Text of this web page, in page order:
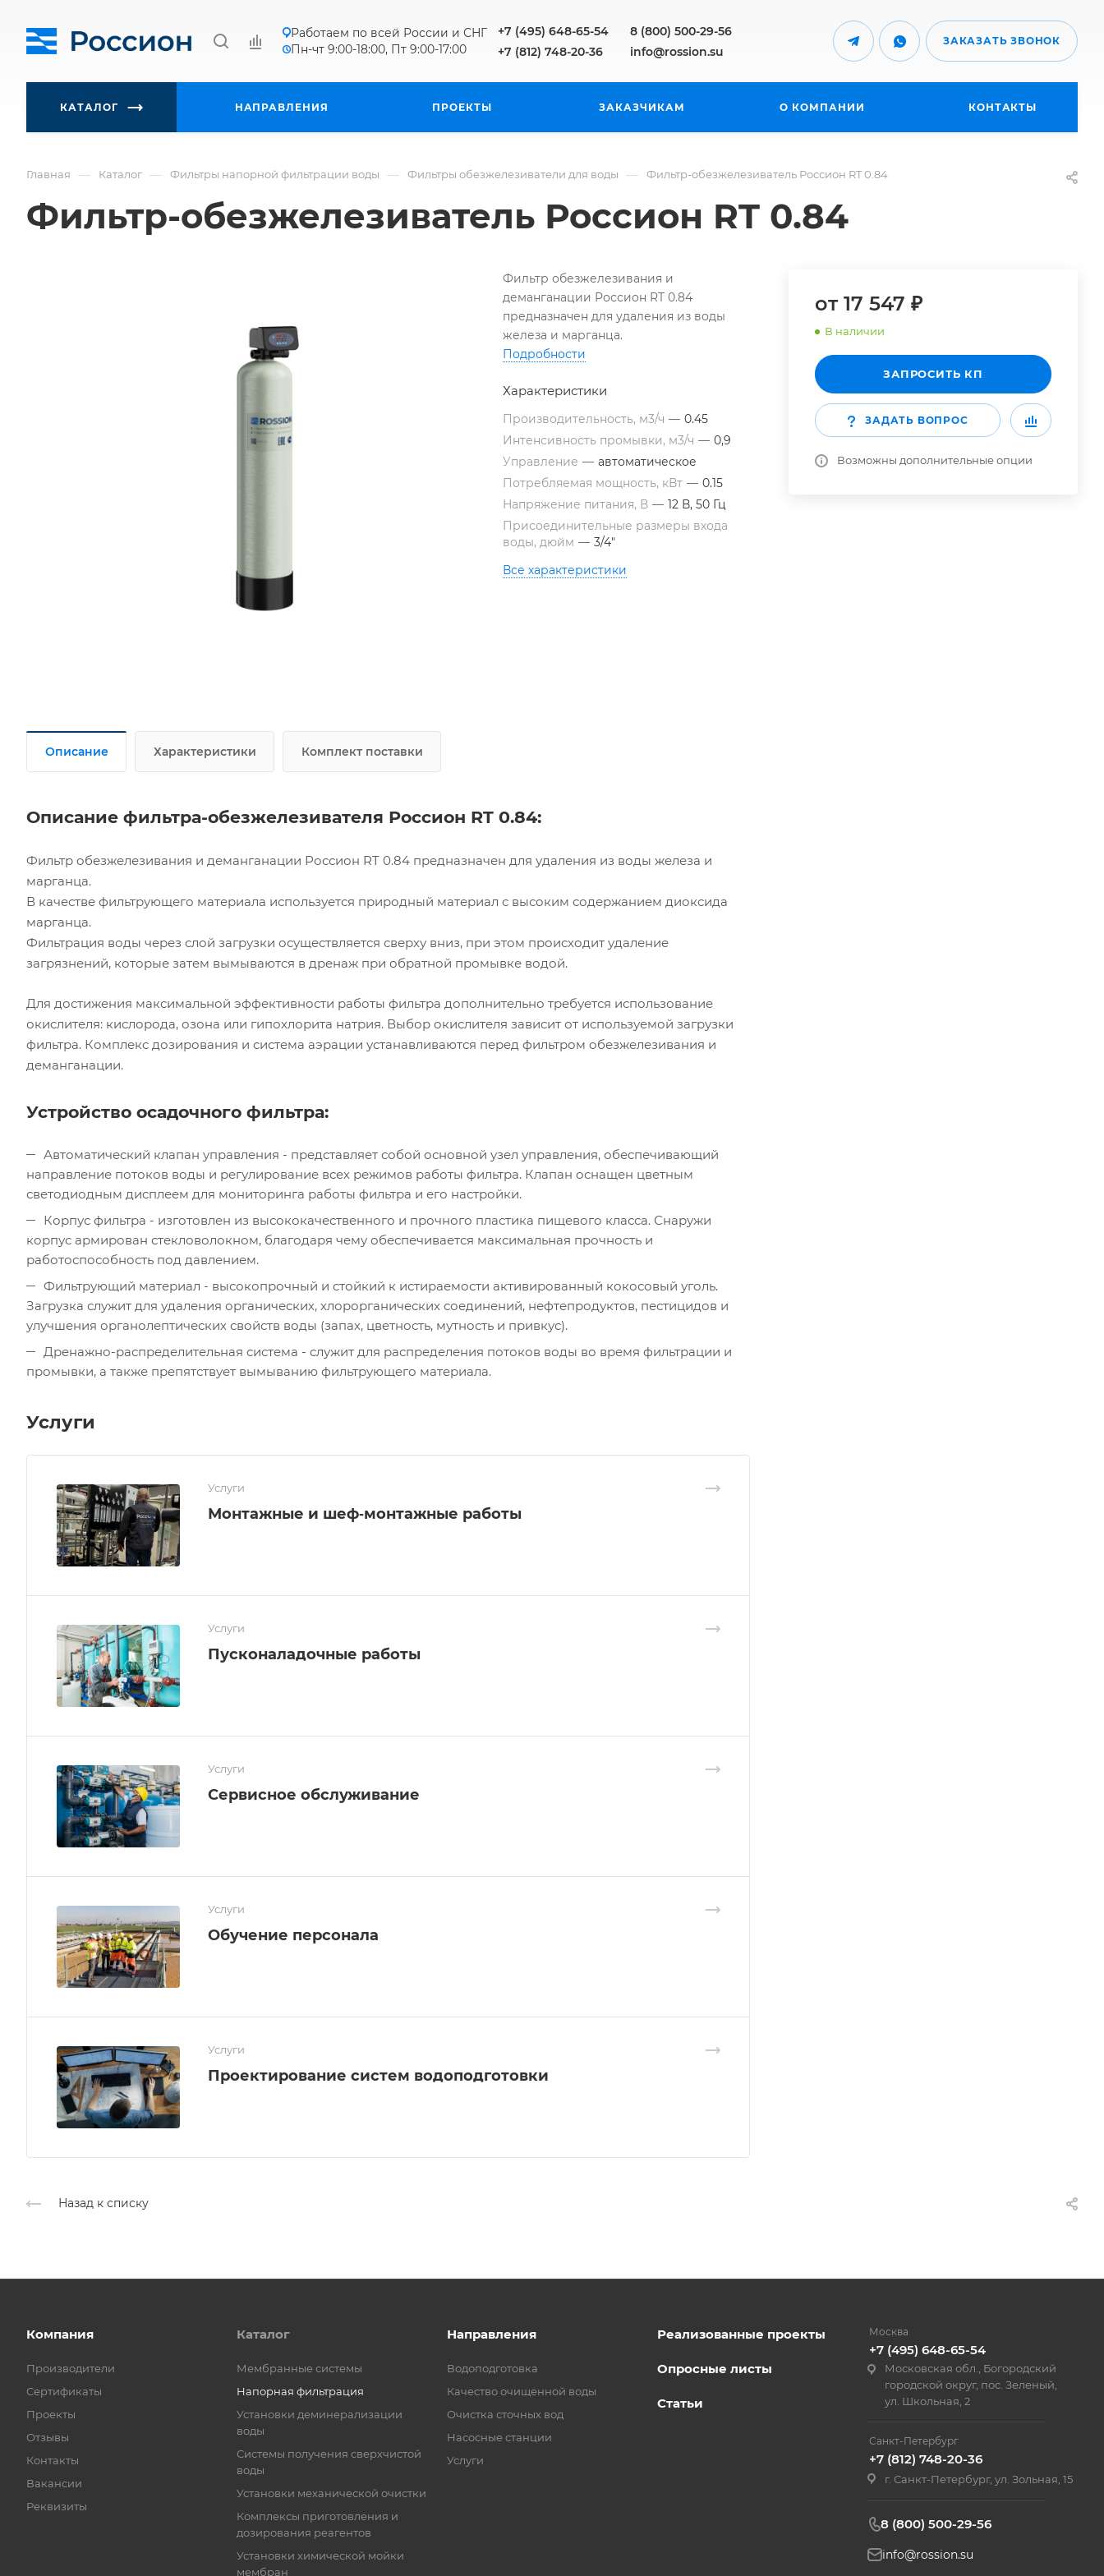
Работаем по всей России и СНГ
Пн-чт 9:00-18:00, Пт 9:00-17:00
+7 (495) 648-65-54
+7 (812) 748-20-36
8 (800) 500-29-56
info@rossion.su
ЗАКАЗАТЬ ЗВОНОК
КАТАЛОГ НАПРАВЛЕНИЯ ПРОЕКТЫ ЗАКАЗЧИКАМ О КОМПАНИИ КОНТАКТЫ
Главная — Каталог — Фильтры напорной фильтрации воды — Фильтры обезжелезиватели для воды — Фильтр-обезжелезиватель Россион RT 0.84
Фильтр-обезжелезиватель Россион RT 0.84
от 17 547 ₽
В наличии
ЗАПРОСИТЬ КП
ЗАДАТЬ ВОПРОС
Возможны дополнительные опции
Фильтр обезжелезивания и
деманганации Россион RT 0.84
предназначен для удаления из воды
железа и марганца.
Подробности
Характеристики
Производительность, м3/ч — 0.45
Интенсивность промывки, м3/ч — 0,9
Управление — автоматическое
Потребляемая мощность, кВт — 0.15
Напряжение питания, В — 12 В, 50 Гц
Присоединительные размеры входа
воды, дюйм — 3/4"
Все характеристики
Описание Характеристики Комплект поставки
Описание фильтра-обезжелезивателя Россион RT 0.84:
Фильтр обезжелезивания и деманганации Россион RT 0.84 предназначен для удаления из воды железа и
марганца.
В качестве фильтрующего материала используется природный материал с высоким содержанием диоксида
марганца.
Фильтрация воды через слой загрузки осуществляется сверху вниз, при этом происходит удаление
загрязнений, которые затем вымываются в дренаж при обратной промывке водой.
Для достижения максимальной эффективности работы фильтра дополнительно требуется использование
окислителя: кислорода, озона или гипохлорита натрия. Выбор окислителя зависит от используемой загрузки
фильтра. Комплекс дозирования и система аэрации устанавливаются перед фильтром обезжелезивания и
деманганации.
Устройство осадочного фильтра:
Автоматический клапан управления - представляет собой основной узел управления, обеспечивающий
направление потоков воды и регулирование всех режимов работы фильтра. Клапан оснащен цветным
светодиодным дисплеем для мониторинга работы фильтра и его настройки.
Корпус фильтра - изготовлен из высококачественного и прочного пластика пищевого класса. Снаружи
корпус армирован стекловолокном, благодаря чему обеспечивается максимальная прочность и
работоспособность под давлением.
Фильтрующий материал - высокопрочный и стойкий к истираемости активированный кокосовый уголь.
Загрузка служит для удаления органических, хлорорганических соединений, нефтепродуктов, пестицидов и
улучшения органолептических свойств воды (запах, цветность, мутность и привкус).
Дренажно-распределительная система - служит для распределения потоков воды во время фильтрации и
промывки, а также препятствует вымыванию фильтрующего материала.
Услуги
Услуги
Монтажные и шеф‑монтажные работы
Услуги
Пусконаладочные работы
Услуги
Сервисное обслуживание
Услуги
Обучение персонала
Услуги
Проектирование систем водоподготовки
Назад к списку
Компания
Производители
Сертификаты
Проекты
Отзывы
Контакты
Вакансии
Реквизиты
Каталог
Мембранные системы
Напорная фильтрация
Установки деминерализации
воды
Системы получения сверхчистой
воды
Установки механической очистки
Комплексы приготовления и
дозирования реагентов
Установки химической мойки
мембран
Направления
Водоподготовка
Качество очищенной воды
Очистка сточных вод
Насосные станции
Услуги
Реализованные проекты
Опросные листы
Статьи
Москва
+7 (495) 648-65-54
Московская обл., Богородский
городской округ, пос. Зеленый,
ул. Школьная, 2
Санкт-Петербург
+7 (812) 748-20-36
г. Санкт-Петербург, ул. Зольная, 15
8 (800) 500-29-56
info@rossion.su